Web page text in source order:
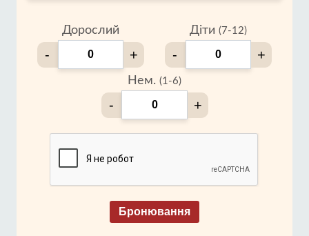
Дорослий
- +
Діти (7-12)
- +
Нем. (1-6)
- +
Бронювання